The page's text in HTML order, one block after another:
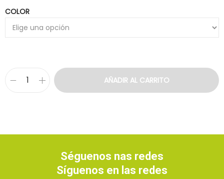
COLOR
AÑADIR AL CARRITO
Séguenos nas redes
Síguenos en las redes